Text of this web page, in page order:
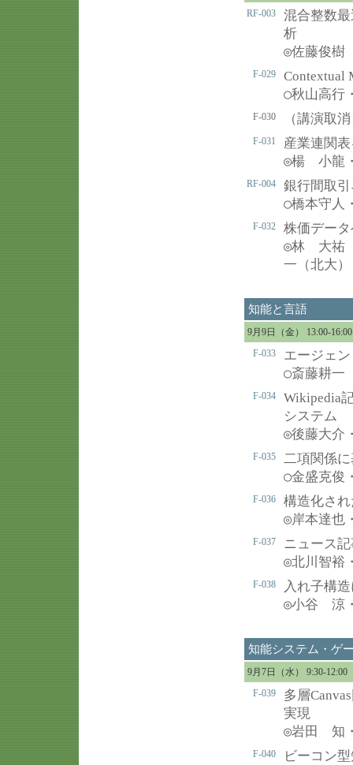
RF-003
混合整数
析
◎佐藤俊樹
F-029 Contextual
○秋山高行
F-030 （講演取
F-031 産業連関
◎楊 小龍
RF-004 銀行間取
○橋本守人
F-032 株価デー
◎林 大祐
一（北大）
知能と言語
9月9日（金） 13:00-
F-033
エージェ
○斎藤耕一
F-034
Wikipedia
システム
◎後藤大介
F-035 二項関係
○金盛克俊
F-036 構造化さ
◎岸本達也
F-037 ニュース
◎北川智裕
F-038 入れ子構
◎小谷 涼
知能システム・ゲ
9月7日（水） 9:30-
F-039
多層
実現
◎岩田 知
F-040 ビーコン